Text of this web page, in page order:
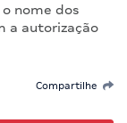
nome dos
a autorização
Compartilhe